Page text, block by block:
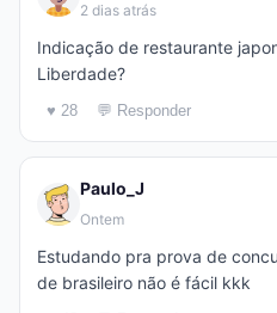
2 dias atrás
Indicação de restaurante
Liberdade?
♥ 28 💬 Responder
Paulo_J
Ontem
Estudando pra prova de
de brasileiro não é fácil kkk